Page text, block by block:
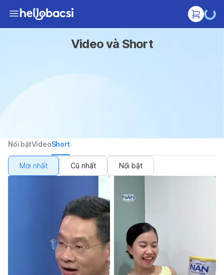
Video và Short
Nổi bậtVideoShort
Mới nhất Cũ nhất Nổi bật